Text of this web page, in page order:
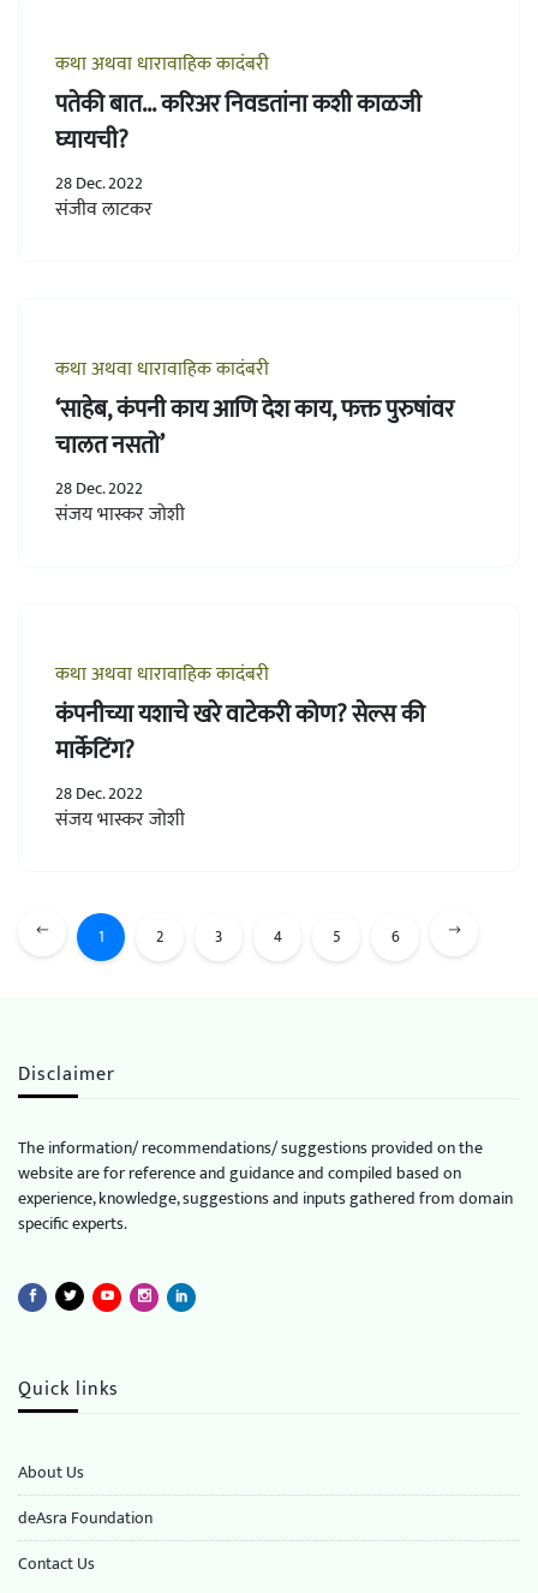
कथा अथवा धारावाहिक कादंबरी
पतेकी बात... करिअर निवडतांना कशी काळजी
घ्यायची?
28 Dec. 2022
संजीव लाटकर
कथा अथवा धारावाहिक कादंबरी
‘साहेब, कंपनी काय आणि देश काय, फक्त पुरुषांवर
चालत नसतो’
28 Dec. 2022
संजय भास्कर जोशी
कथा अथवा धारावाहिक कादंबरी
कंपनीच्या यशाचे खरे वाटेकरी कोण? सेल्स की
मार्केटिंग?
28 Dec. 2022
संजय भास्कर जोशी
1 2 3 4 5 6
Disclaimer
The information/ recommendations/ suggestions provided on the
website are for reference and guidance and compiled based on
experience, knowledge, suggestions and inputs gathered from domain
specific experts.
Quick links
About Us
deAsra Foundation
​​Contact Us